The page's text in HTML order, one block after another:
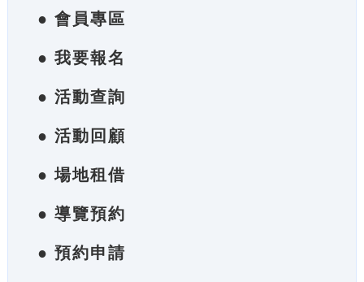
● 會員專區
● 我要報名
● 活動查詢
● 活動回顧
● 場地租借
● 導覽預約
● 預約申請